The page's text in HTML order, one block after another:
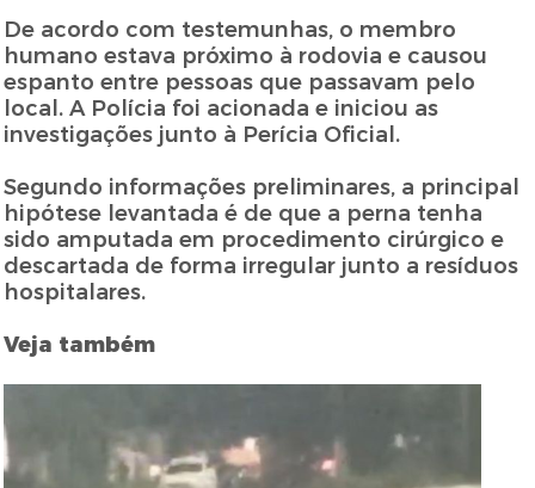
De acordo com testemunhas, o membro
humano estava próximo à rodovia e causou
espanto entre pessoas que passavam pelo
local. A Polícia foi acionada e iniciou as
investigações junto à Perícia Oficial.
Segundo informações preliminares, a principal
hipótese levantada é de que a perna tenha
sido amputada em procedimento cirúrgico e
descartada de forma irregular junto a resíduos
hospitalares.
Veja também